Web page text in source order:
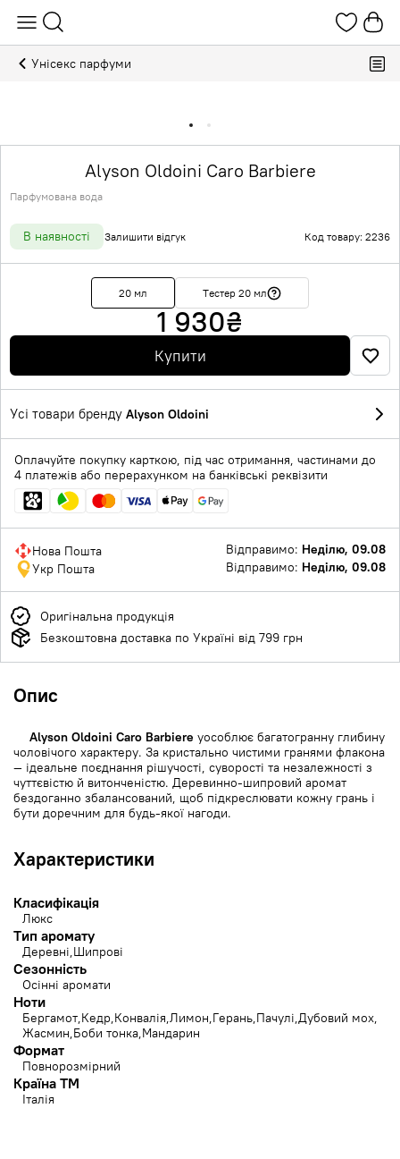
Унісекс парфуми
Alyson Oldoini Caro Barbiere
Парфумована вода
В наявності Залишити відгук Код товару: 2236
20 мл Тестер 20 мл
1 930₴
Купити
Усі товари бренду Alyson Oldoini
Оплачуйте покупку карткою, під час отримання, частинами до
4 платежів або перерахунком на банківські реквізити
Нова Пошта Відправимо: Неділю, 09.08
Укр Пошта
Відправимо: Неділю, 09.08
Оригінальна продукція
Безкоштовна доставка по Україні від 799 грн
Опис
Alyson Oldoini Caro Barbiere уособлює багатогранну глибину
чоловічого характеру. За кристально чистими гранями флакона
— ідеальне поєднання рішучості, суворості та незалежності з
чуттєвістю й витонченістю. Деревинно-шипровий аромат
бездоганно збалансований, щоб підкреслювати кожну грань і
бути доречним для будь-якої нагоди.
Характеристики
Класифікація
Люкс
Тип аромату
Деревні Шипрові
Сезонність
Осінні аромати
Ноти
Бергамот Кедр Конвалія Лимон Герань Пачулі Дубовий мох
Жасмин Боби тонка Мандарин
Формат
Повнорозмірний
Країна ТМ
Італія